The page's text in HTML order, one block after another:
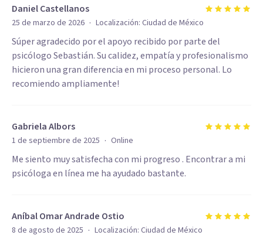
Daniel Castellanos
25 de marzo de 2026 · Localización: Ciudad de México
Súper agradecido por el apoyo recibido por parte del
psicólogo Sebastián. Su calidez, empatía y profesionalismo
hicieron una gran diferencia en mi proceso personal. Lo
recomiendo ampliamente!
Gabriela Albors
1 de septiembre de 2025 · Online
Me siento muy satisfecha con mi progreso . Encontrar a mi
psicóloga en línea me ha ayudado bastante.
Aníbal Omar Andrade Ostio
8 de agosto de 2025 · Localización: Ciudad de México